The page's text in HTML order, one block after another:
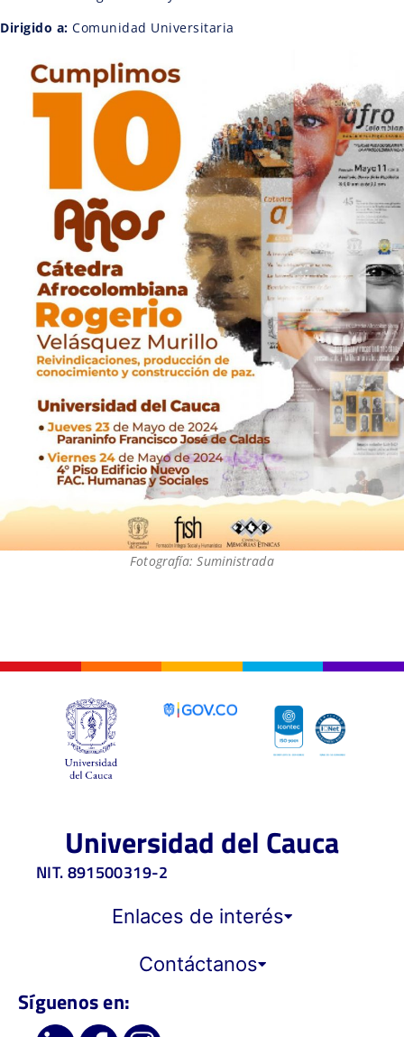
Dirigido a: Comunidad Universitaria
Fotografía: Suministrada
Universidad del Cauca
NIT. 891500319-2
Enlaces de interés
Contáctanos
Síguenos en: